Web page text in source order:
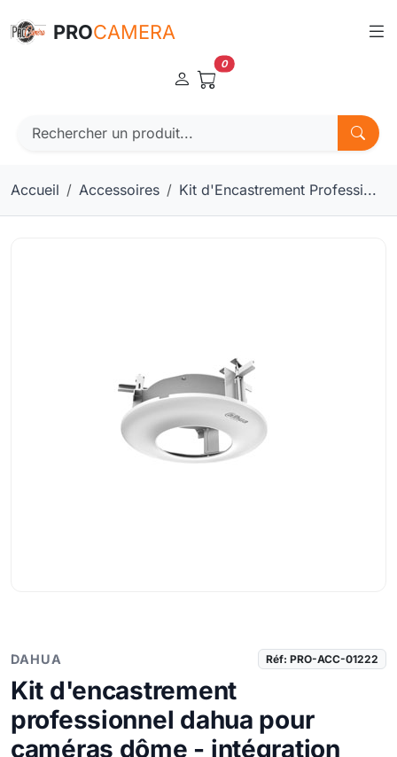
PROCAMERA
0
Accueil Accessoires Kit d'Encastrement Professi...
DAHUA Réf: PRO-ACC-01222
Kit d'encastrement
professionnel dahua pour
caméras dôme - intégration